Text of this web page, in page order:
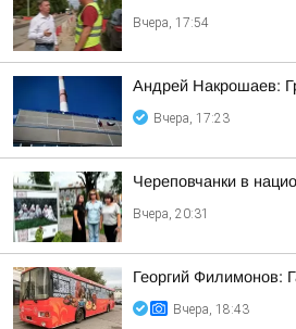
Вчера, 17:54
Андрей Накрошаев:
Вчера, 17:23
Череповчанки в
Вчера, 20:31
Георгий Филимонов:
Вчера, 18:43